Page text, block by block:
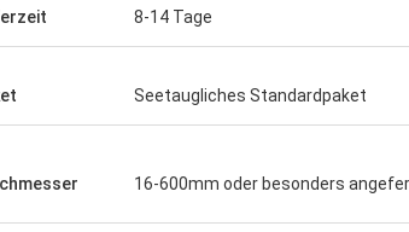
8-14 Tage
Seetaugliches Standardpaket
16-600mm oder besonders